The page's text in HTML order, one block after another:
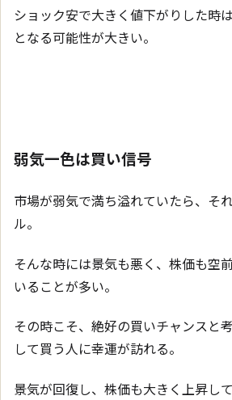
ショック安で大きく値下がりした時
となる可能性が大きい。
弱気一色は買い信号
市場が弱気で満ち溢れていたら、そ
ル。
そんな時には景気も悪く、株価も空
いることが多い。
その時こそ、絶好の買いチャンスと
して買う人に幸運が訪れる。
景気が回復し、株価も大きく上昇し